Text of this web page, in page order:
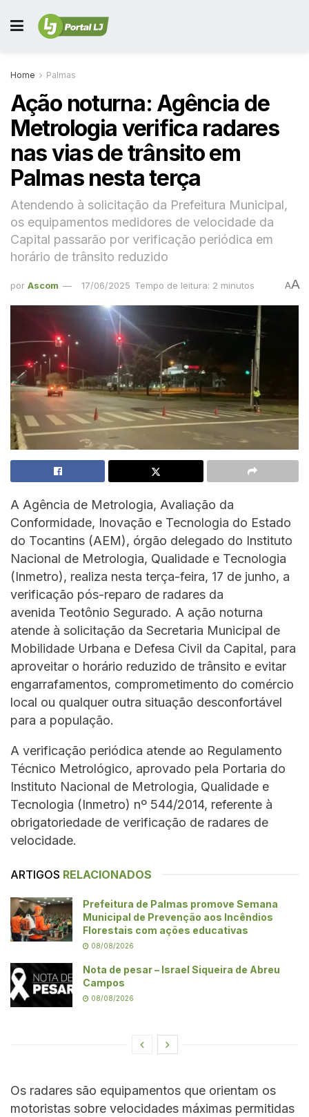
Home Palmas
Ação noturna: Agência de
Metrologia verifica radares
nas vias de trânsito em
Palmas nesta terça
Atendendo à solicitação da Prefeitura Municipal,
os equipamentos medidores de velocidade da
Capital passarão por verificação periódica em
horário de trânsito reduzido
por Ascom 17/06/2025 Tempo de leitura: 2 minutos AA
A Agência de Metrologia, Avaliação da
Conformidade, Inovação e Tecnologia do Estado
do Tocantins (AEM), órgão delegado do Instituto
Nacional de Metrologia, Qualidade e Tecnologia
(Inmetro), realiza nesta terça-feira, 17 de junho, a
verificação pós-reparo de radares da
avenida Teotônio Segurado. A ação noturna
atende à solicitação da Secretaria Municipal de
Mobilidade Urbana e Defesa Civil da Capital, para
aproveitar o horário reduzido de trânsito e evitar
engarrafamentos, comprometimento do comércio
local ou qualquer outra situação desconfortável
para a população.
A verificação periódica atende ao Regulamento
Técnico Metrológico, aprovado pela Portaria do
Instituto Nacional de Metrologia, Qualidade e
Tecnologia (Inmetro) nº 544/2014, referente à
obrigatoriedade de verificação de radares de
velocidade.
ARTIGOS RELACIONADOS
Prefeitura de Palmas promove Semana
Municipal de Prevenção aos Incêndios
Florestais com ações educativas
08/08/2026
Nota de pesar – Israel Siqueira de Abreu
Campos
08/08/2026
Os radares são equipamentos que orientam os
motoristas sobre velocidades máximas permitidas